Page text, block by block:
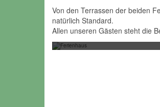
Von den Terrassen der beiden
natürlich Standard.
Allen unseren Gästen steht die
Ferienhaus "Casa La Palma"
Ferienhaus für max. 4